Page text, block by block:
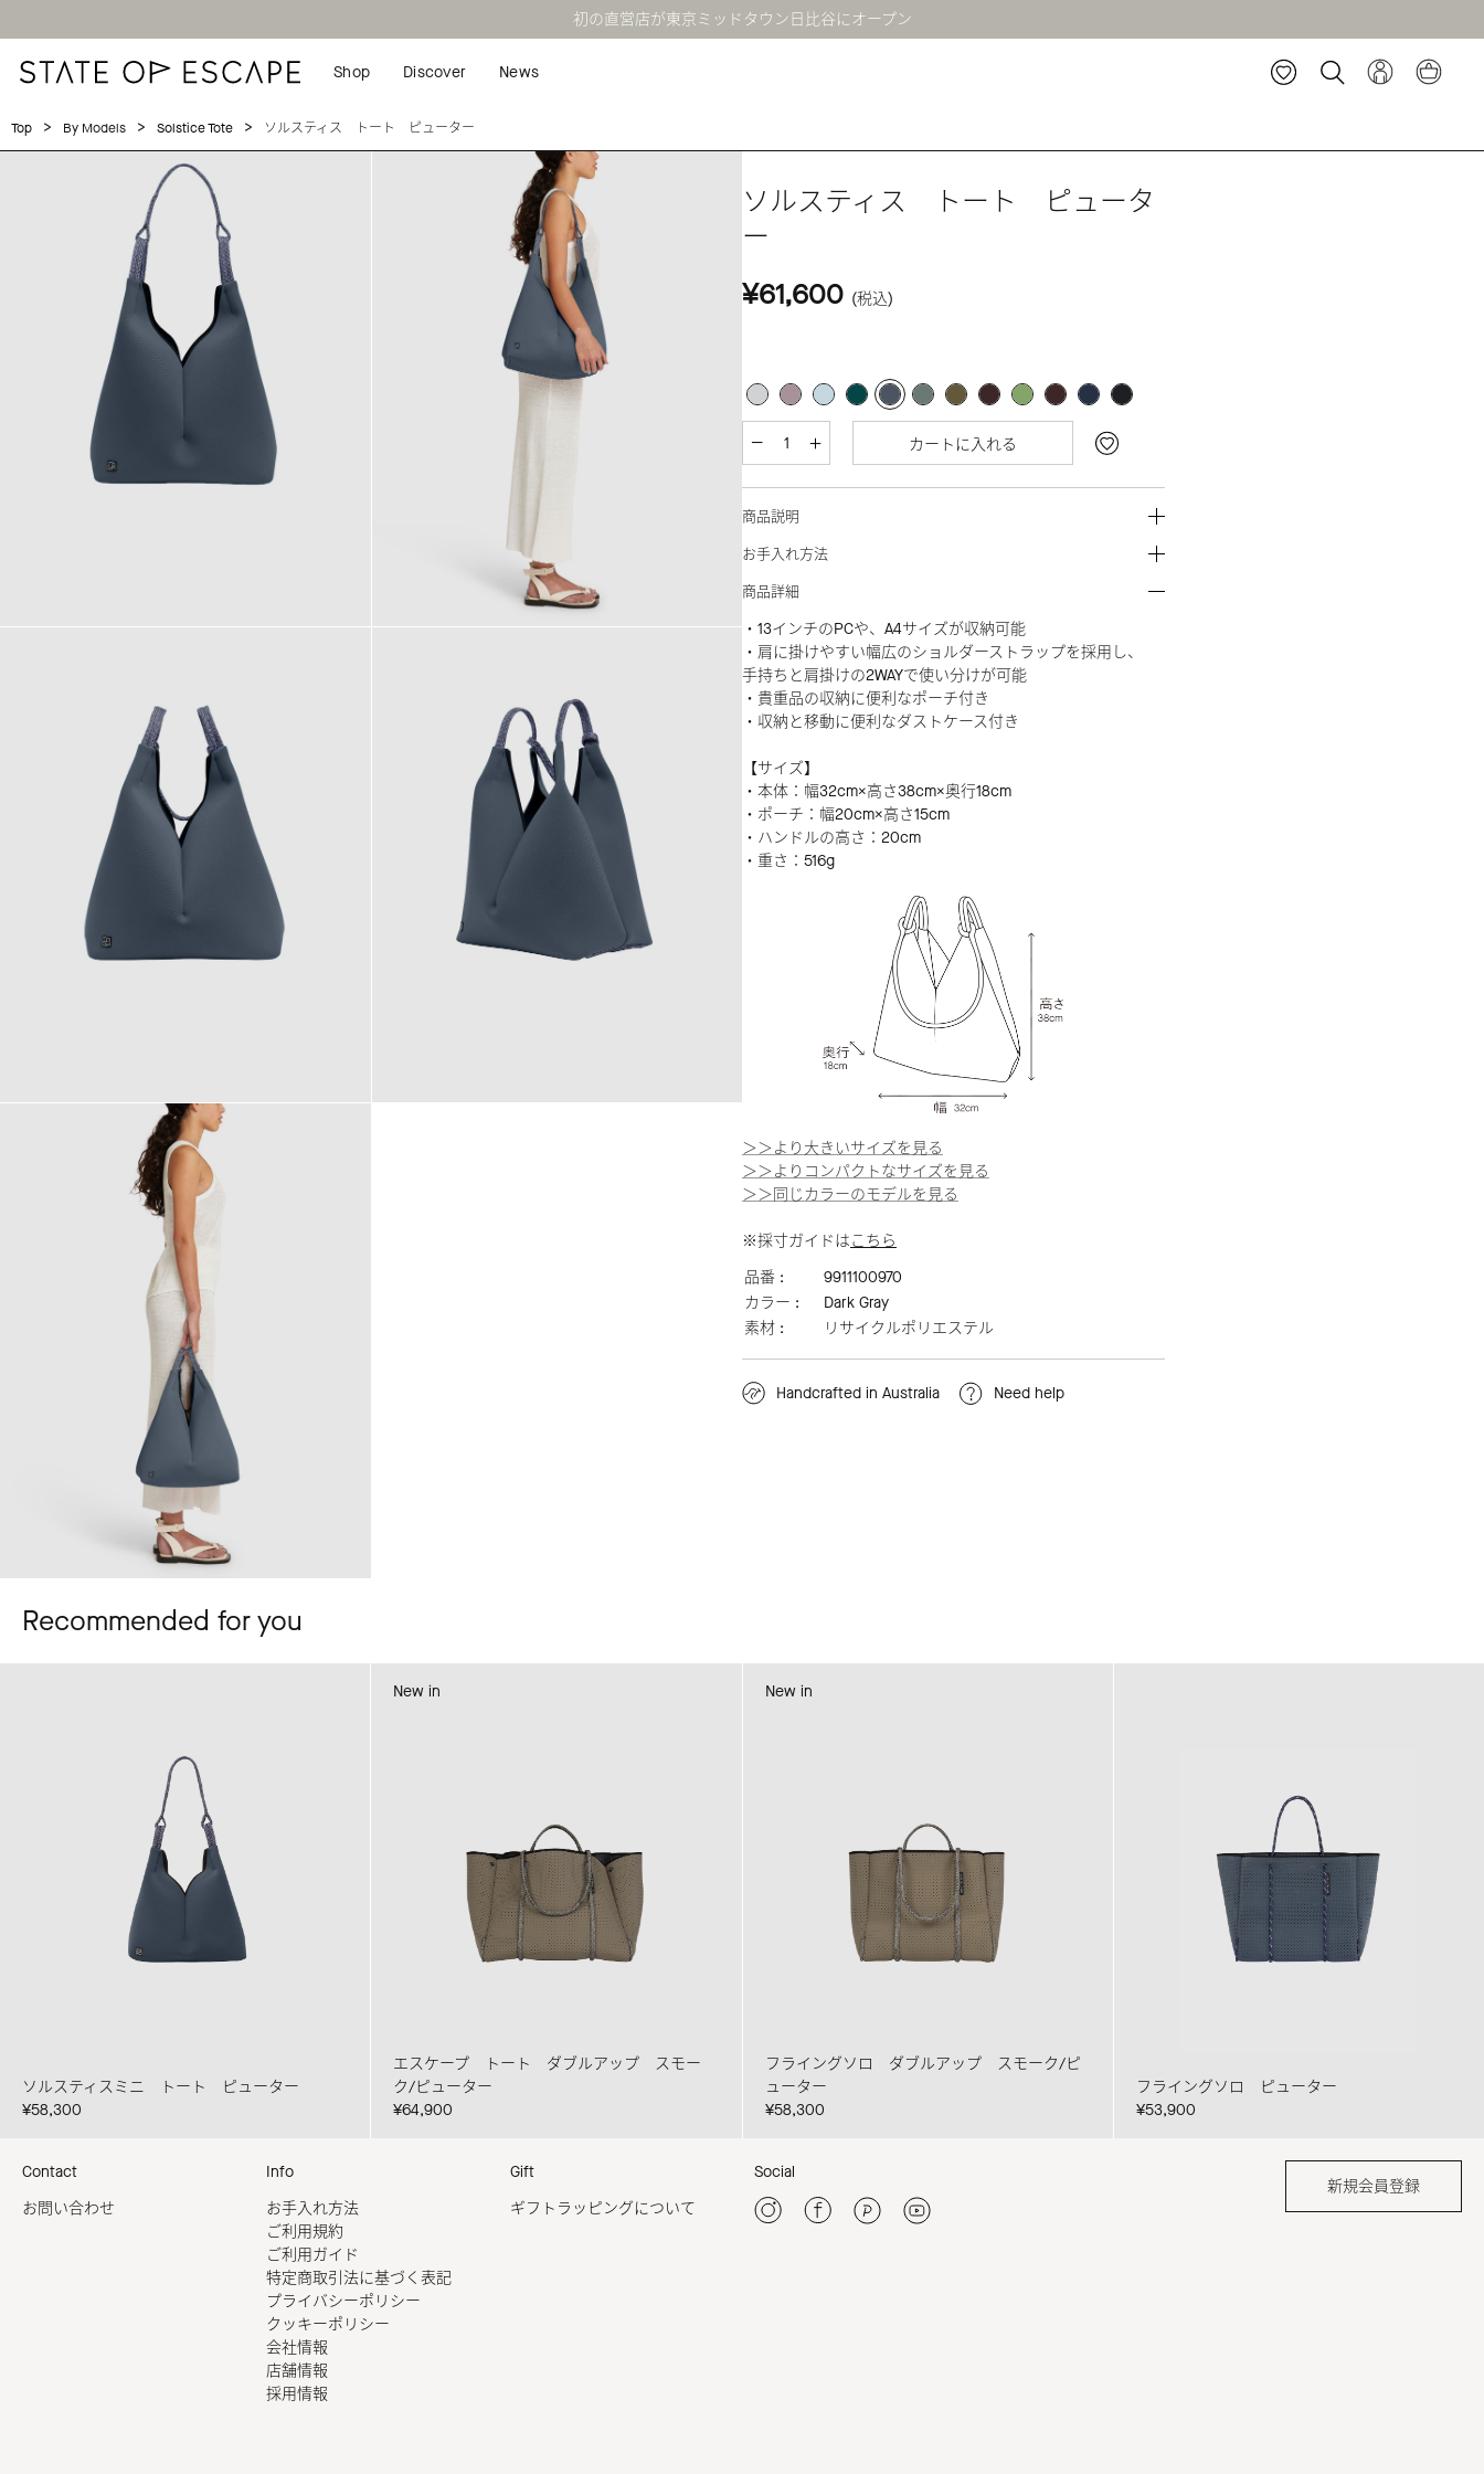
初の直営店が東京ミッドタウン日比谷にオープン
Shop Discover News
Top > By Models > Solstice Tote > ソルスティス トート ピューター
ソルスティス トート ピュータ
ー
¥61,600 (税込)
カートに入れる
商品説明
お手入れ方法
商品詳細
・13インチのPCや、A4サイズが収納可能
・肩に掛けやすい幅広のショルダーストラップを採用し、
手持ちと肩掛けの2WAYで使い分けが可能
・貴重品の収納に便利なポーチ付き
・収納と移動に便利なダストケース付き
【サイズ】
・本体：幅32cm×高さ38cm×奥行18cm
・ポーチ：幅20cm×高さ15cm
・ハンドルの高さ：20cm
・重さ：516g
＞＞より大きいサイズを見る
＞＞よりコンパクトなサイズを見る
＞＞同じカラーのモデルを見る
※採寸ガイドはこちら
品番 :
9911100970
カラー :
Dark Gray
素材 :
リサイクルポリエステル
Handcrafted in Australia Need help
Recommended for you
ソルスティスミニ トート ピューター
¥58,300
エスケープ トート ダブルアップ スモー
ク/ピューター
¥64,900
New in
フライングソロ ダブルアップ スモーク/ピ
ューター
¥58,300
New in
フライングソロ ピューター
¥53,900
Contact
お問い合わせ
Info
お手入れ方法
ご利用規約
ご利用ガイド
特定商取引法に基づく表記
プライバシーポリシー
クッキーポリシー
会社情報
店舗情報
採用情報
Gift
ギフトラッピングについて
Social
新規会員登録